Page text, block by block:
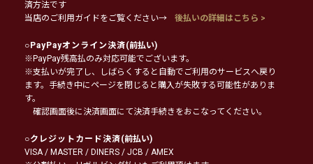
済方法です
当店のご利用ガイドをご覧ください→
後払いの詳細はこちら >
○PayPayオンライン決済(前払い)
※PayPay残高払のみ対応可能でございます。
※支払いが完了し、しばらくすると自動でご利用のサービスへ戻り
ます。手続き中にページを閉じると購入が失敗する可能性がありま
す。
確認画面後に決済画面にて決済手続きをおこなってください。
○クレジットカード決済(前払い)
VISA / MASTER / DINERS / JCB / AMEX